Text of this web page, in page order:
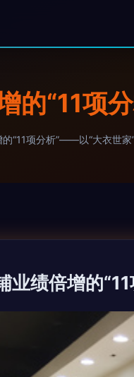
的“11项
“11项分析”——以“大衣世家
业绩倍增的